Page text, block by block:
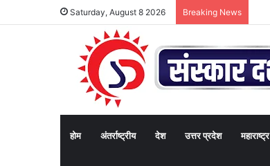
Saturday, August 8 2026 Breaking News
होम अंतर्राष्ट्रीय देश उत्तर प्रदेश महाराष्ट्र